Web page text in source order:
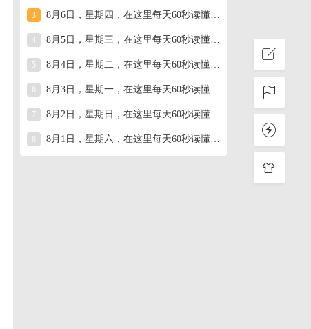
3 8月6日，星期四，在这里每天60秒读懂世界！
4 8月5日，星期三，在这里每天60秒读懂世界！
5 8月4日，星期二，在这里每天60秒读懂世界！
6 8月3日，星期一，在这里每天60秒读懂世界！
7 8月2日，星期日，在这里每天60秒读懂世界！
8月1日，星期六，在这里每天60秒读懂世界！